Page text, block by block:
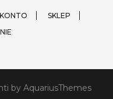
SKLEP
by AquariusThemes